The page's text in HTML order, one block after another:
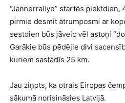
“Jannerrallye” startēs piektdien,
pirmie desmit ātrumposmi ar
sestdien būs jāveic vēl astoņi
Garākie būs pēdējie divi
kuriem sastādīs 25 km.
Jau ziņots, ka otrais Eiropas
sākumā norisināsies Latvijā.